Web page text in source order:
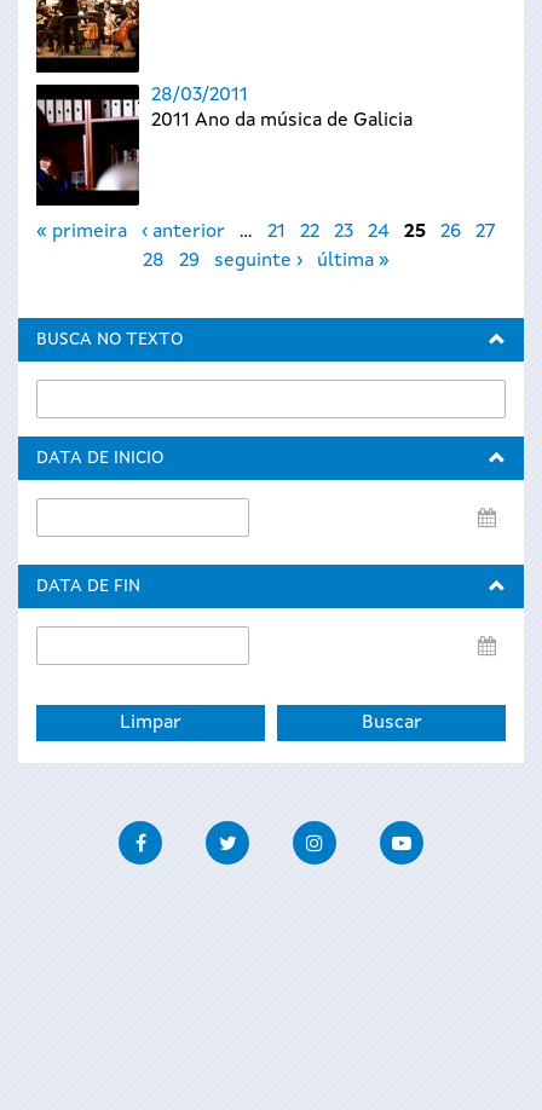
28/03/2011
2011 Ano da música de Galicia
Páxinas
« primeira ‹ anterior … 21 22 23 24 25 26
27
28
29 seguinte › última »
BUSCA NO TEXTO
DATA DE INICIO
de
DATA DE FIN
de
FacebookTwitter InstagramYoutube